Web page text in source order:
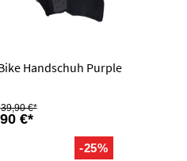
Handschuh Purple
€*
39,90 €*
-25%